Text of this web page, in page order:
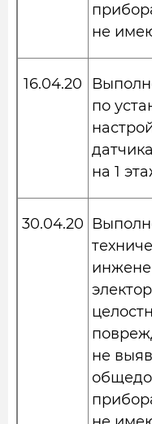
не
16.04.20
по
на 1
30.04.20
не